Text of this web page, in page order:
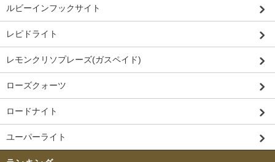
ルビーインフックサイト
レピドライト
レモンクリソプレーズ(ガスペイド)
ローズクォーツ
ロードナイト
ユーパーライト